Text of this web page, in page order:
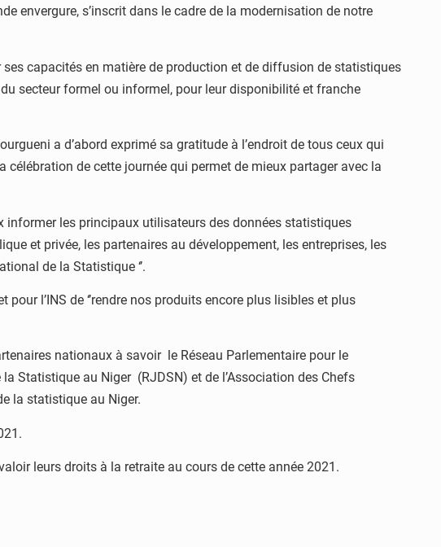
envergure, s’inscrit dans le cadre de la modernisation de notre
capacités en matière de production et de diffusion de statistiques
secteur formel ou informel, pour leur disponibilité et franche
a d’abord exprimé sa gratitude à l’endroit de tous ceux qui
célébration de cette journée qui permet de mieux partager avec la
informer les principaux utilisateurs des données statistiques
et privée, les partenaires au développement, les entreprises, les
de la Statistique ‘’.
l’INS de ‘’rendre nos produits encore plus lisibles et plus
nationaux à savoir le Réseau Parlementaire pour le
Statistique au Niger (RJDSN) et de l’Association des Chefs
la statistique au Niger.
leurs droits à la retraite au cours de cette année 2021.